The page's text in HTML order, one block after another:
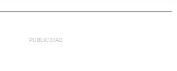
PUBLICIDAD